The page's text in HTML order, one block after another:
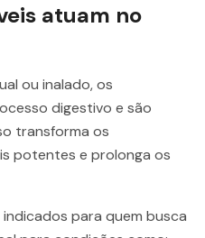
atuam no
ou inalado, os
digestivo e são
transforma os
potentes e prolonga os
para quem busca